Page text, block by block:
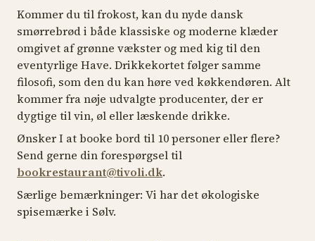
Kommer du til frokost, kan du nyde dansk
smørrebrød i både klassiske og moderne klæder
omgivet af grønne vækster og med kig til den
eventyrlige Have. Drikkekortet følger samme
filosofi, som den du kan høre ved køkkendøren. Alt
kommer fra nøje udvalgte producenter, der er
dygtige til vin, øl eller læskende drikke.
Ønsker I at booke bord til 10 personer eller flere?
Send gerne din forespørgsel til
bookrestaurant@tivoli.dk.
Særlige bemærkninger: Vi har det økologiske
spisemærke i Sølv.